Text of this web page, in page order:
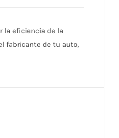
la eficiencia de la
fabricante de tu auto,